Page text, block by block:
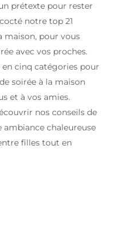
prétexte pour rester
notre top 21
maison, pour vous
avec vos proches.
cinq catégories pour
soirée à la maison
et à vos amies.
nos conseils de
ambiance chaleureuse
filles tout en